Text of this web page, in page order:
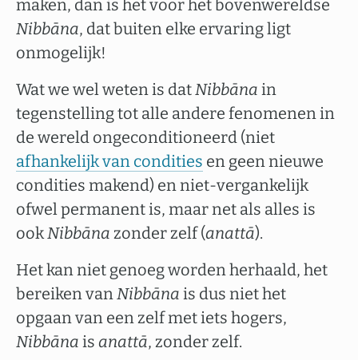
maken, dan is het voor het bovenwereldse
Nibbāna, dat buiten elke ervaring ligt
onmogelijk!
Wat we wel weten is datNibbāna in
tegenstelling tot alle andere fenomenen in
de wereld ongeconditioneerd (niet
afhankelijk van condities en geen nieuwe
condities makend) en niet-vergankelijk
ofwel permanent is, maar net als alles is
ookNibbāna zonder zelf (anattā).
Het kan niet genoeg worden herhaald, het
bereiken vanNibbāna is dus niet het
opgaan van een zelf met iets hogers,
Nibbāna is anattā, zonder zelf.